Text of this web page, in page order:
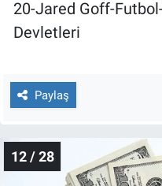
20-Jared Goff-
Devletleri
Paylaş
12 / 28